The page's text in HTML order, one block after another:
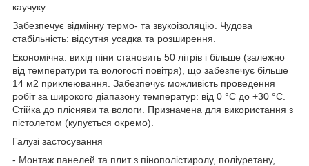
каучуку.
Забезпечує відмінну термо- та звукоізоляцію. Чудова
стабільність: відсутня усадка та розширення.
Економічна: вихід піни становить 50 літрів і більше (залежно
від температури та вологості повітря), що забезпечує більше
14 м2 приклеювання. Забезпечує можливість проведення
робіт за широкого діапазону температур: від 0 °С до +30 °С.
Стійка до плісняви та вологи. Призначена для використання з
пістолетом (купується окремо).
Галузі застосування
- Монтаж панелей та плит з пінополістиролу, поліуретану,